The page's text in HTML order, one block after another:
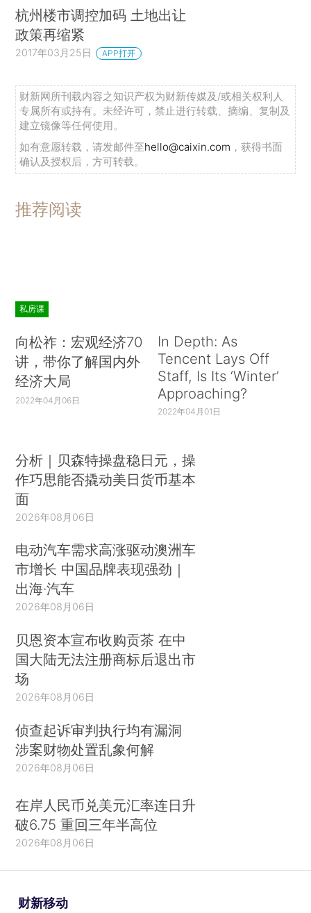
杭州楼市调控加码 土地出让
政策再缩紧
2017年03月25日 APP打开
财新网所刊载内容之知识产权为财新传媒及/或相关权利人
专属所有或持有。未经许可，禁止进行转载、摘编、复制及
建立镜像等任何使用。
如有意愿转载，请发邮件至hello@caixin.com ，获得书面
确认及授权后，方可转载。
推荐阅读
私房课
向松祚：宏观经济70
讲，带你了解国内外
经济大局
2022年04月06日
In Depth: As
Tencent Lays Off
Staff, Is Its ‘Winter’
Approaching?
2022年04月01日
分析｜贝森特操盘稳日元，操
作巧思能否撬动美日货币基本
面
2026年08月06日
电动汽车需求高涨驱动澳洲车
市增长 中国品牌表现强劲｜
出海·汽车
2026年08月06日
贝恩资本宣布收购贡茶 在中
国大陆无法注册商标后退出市
场
2026年08月06日
侦查起诉审判执行均有漏洞
涉案财物处置乱象何解
2026年08月06日
在岸人民币兑美元汇率连日升
破6.75 重回三年半高位
2026年08月06日
财新移动